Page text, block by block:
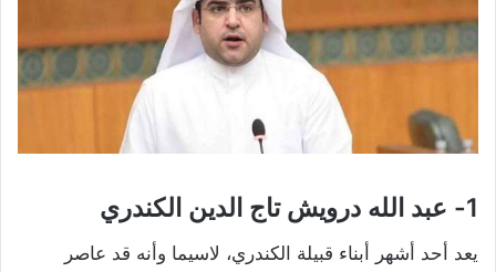
1- عبد الله درويش تاج الدين الكندري
يعد أحد أشهر أبناء قبيلة الكندري، لاسيما وأنه قد عاصر